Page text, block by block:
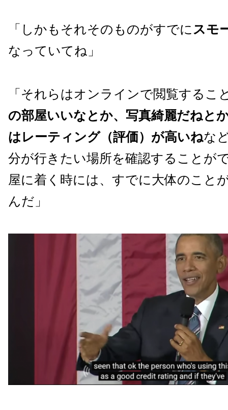
「しかもそれそのものがすでにスモ
なっていてね」
「それらはオンラインで閲覧するこ
の部屋いいなとか、写真綺麗だねと
はレーティング（評価）が高いねな
分が行きたい場所を確認することが
屋に着く時には、すでに大体のこと
んだ」